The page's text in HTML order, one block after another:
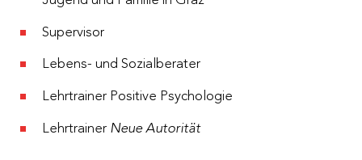
zwei Raten zu je € 667,50
1. Rate bis zum 18.03.2022
2. Rate bis zum 18.07.2022
Anmeldeschluss
Supervisor
Lebens- und Sozialberater
Lehrtrainer Positive Psychologie
Lehrtrainer Neue Autorität